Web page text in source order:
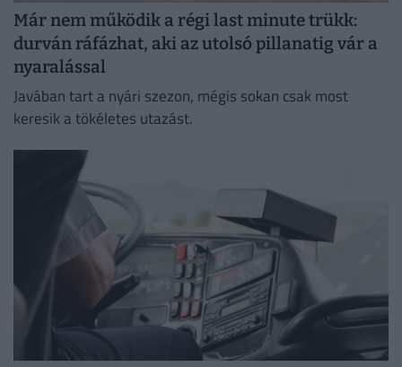
Már nem működik a régi last minute trükk:
durván ráfázhat, aki az utolsó pillanatig vár a
nyaralással
Javában tart a nyári szezon, mégis sokan csak most
keresik a tökéletes utazást.